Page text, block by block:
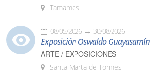
Tamames
08/05/2026 30/08/2026
Exposición Oswaldo Guayasamín
ARTE / EXPOSICIONES
Santa Marta de Tormes